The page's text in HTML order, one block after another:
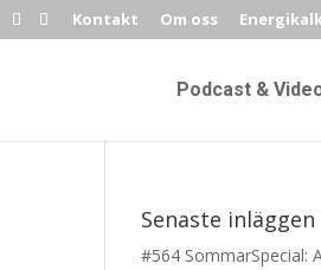
Kontakt Om oss
Podcast &
Senaste inläggen
#564 SommarSpecial: